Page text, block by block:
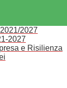
2027
2027
e Risilienza